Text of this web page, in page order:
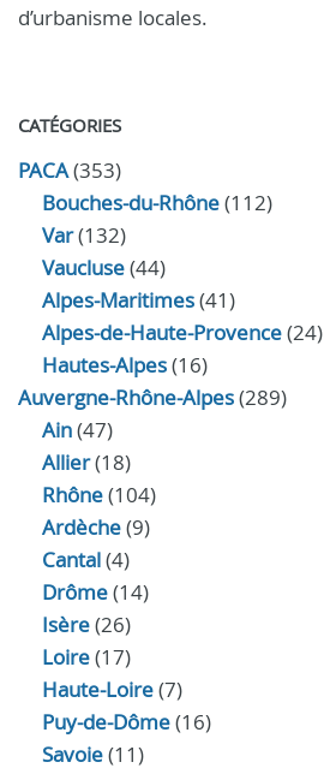
d’urbanisme locales.
CATÉGORIES
PACA(353)
Bouches-du-Rhône(112)
Var(132)
Vaucluse(44)
Alpes-Maritimes(41)
Alpes-de-Haute-Provence(24)
Hautes-Alpes(16)
Auvergne-Rhône-Alpes(289)
Ain(47)
Allier(18)
Rhône(104)
Ardèche(9)
Cantal(4)
Drôme(14)
Isère(26)
Loire(17)
Haute-Loire(7)
Puy-de-Dôme(16)
Savoie(11)